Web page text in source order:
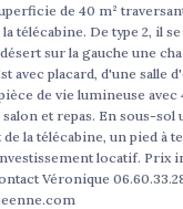
de 40 m²
télécabine. De type 2, il
sur la gauche une
avec placard, d'une salle
de vie lumineuse avec
et repas. En sous-sol
la télécabine, un pied à
locatif. Prix
Véronique